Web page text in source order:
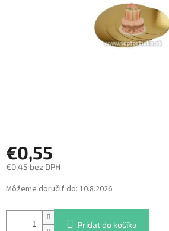
€0,55
€0,45 bez DPH
Jednotková
cena:
Môžeme doručiť do: 10.8.2026
Pridať do košíka